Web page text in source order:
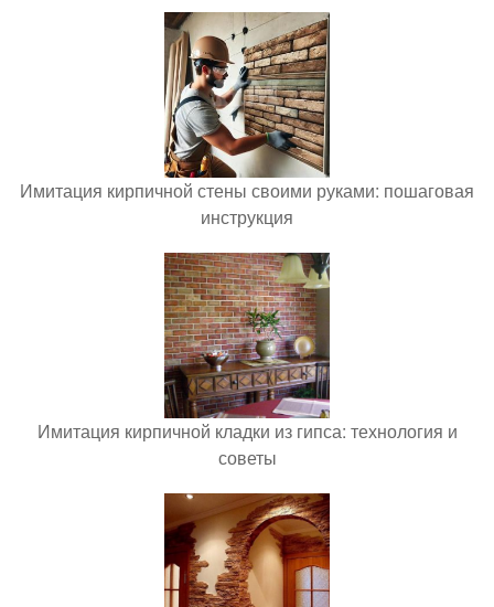
Имитация кирпичной стены своими руками: пошаговая
инструкция
Имитация кирпичной кладки из гипса: технология и
советы